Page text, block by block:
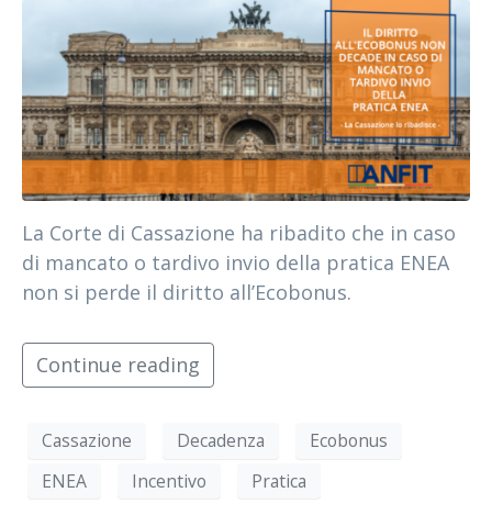
La Corte di Cassazione ha ribadito che in caso
di mancato o tardivo invio della pratica ENEA
non si perde il diritto all’Ecobonus.
Continue reading
Cassazione Decadenza
Ecobonus
ENEA
Incentivo Pratica